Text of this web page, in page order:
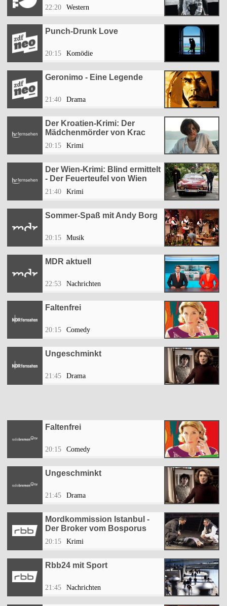
22:20 Western
Punch-Drunk Love
20:15 Komödie
Geronimo - Eine Legende
21:40 Drama
Der Kroatien-Krimi: Der
Mädchenmörder von Krac
20:15 Krimi
Der Wien-Krimi: Blind ermittelt
- Der Feuerteufel von Wien
21:40 Krimi
Sommer-Spaß mit Andy Borg
20:15 Musik
MDR aktuell
22:53 Nachrichten
Faltenfrei
20:15 Comedy
Ungeschminkt
21:45 Drama
Faltenfrei
20:15 Comedy
Ungeschminkt
21:45 Drama
Mordkommission Istanbul -
Der Broker vom Bosporus
20:15 Krimi
Rbb24 mit Sport
21:45 Nachrichten